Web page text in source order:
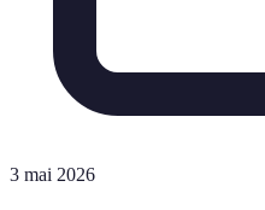
3 mai 2026